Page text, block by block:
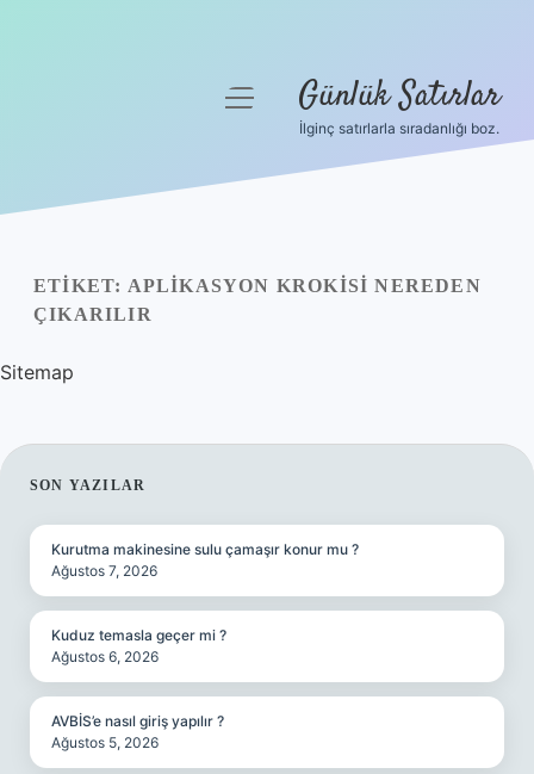
Yasal Uyarı
menüyü Günlük Satırlar
İlginç satırlarla sıradanlığı boz.
ETIKET: APLIKASYON KROKISI NEREDEN
ÇIKARILIR
Sitemap
SIDEBAR
SON YAZILAR
Kurutma makinesine sulu çamaşır konur mu ?
Ağustos 7, 2026
Kuduz temasla geçer mi ?
Ağustos 6, 2026
AVBİS’e nasıl giriş yapılır ?
Ağustos 5, 2026